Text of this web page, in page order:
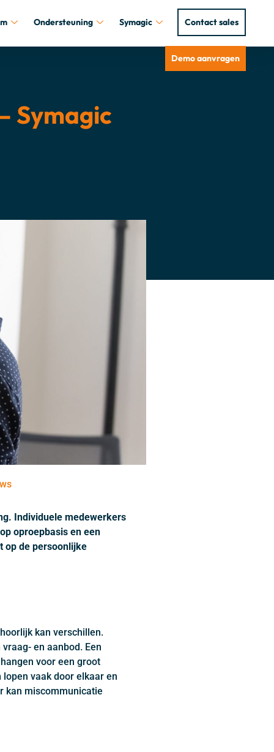
Ondersteuning Symagic Contact sales
Demo aanvragen
Symagic
Individuele medewerkers
oproepbasis en een
op de persoonlijke
kan verschillen.
en aanbod. Een
voor een groot
vaak door elkaar en
kan miscommunicatie